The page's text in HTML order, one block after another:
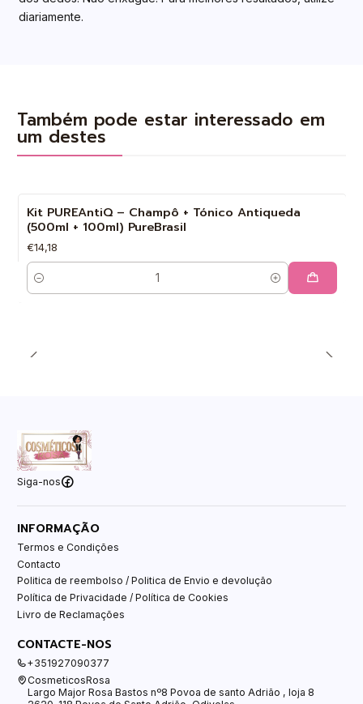
diariamente.
Também pode estar interessado em
um destes
Kit PUREAntiQ – Champô + Tónico Antiqueda
(500ml + 100ml) PureBrasil
€14,18
Quantidade
Siga-nos
INFORMAÇÃO
Termos e Condições
Contacto
Politica de reembolso / Politica de Envio e devolução
Política de Privacidade / Política de Cookies
Livro de Reclamações
CONTACTE-NOS
+351927090377
CosmeticosRosa
Largo Major Rosa Bastos nº8 Povoa de santo Adrião , loja 8